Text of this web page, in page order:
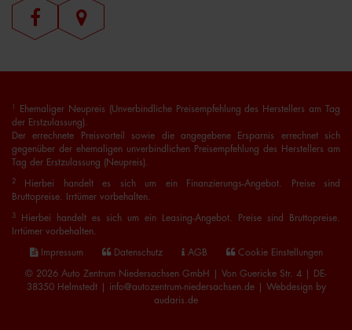
1
Ehemaliger Neupreis (Unverbindliche Preisempfehlung des Herstellers am Tag
der Erstzulassung).
Der errechnete Preisvorteil sowie die angegebene Ersparnis errechnet sich
gegenüber der ehemaligen unverbindlichen Preisempfehlung des Herstellers am
Tag der Erstzulassung (Neupreis).
2
Hierbei handelt es sich um ein Finanzierungs-Angebot. Preise sind
Bruttopreise. Irrtümer vorbehalten.
3
Hierbei handelt es sich um ein Leasing-Angebot. Preise sind Bruttopreise.
Irrtümer vorbehalten.
Impressum Datenschutz AGB Cookie Einstellungen
© 2026 Auto Zentrum Niedersachsen GmbH | Von Guericke Str. 4 | DE-
38350 Helmstedt | info@autozentrum-niedersachsen.de | Webdesign by
audaris.de